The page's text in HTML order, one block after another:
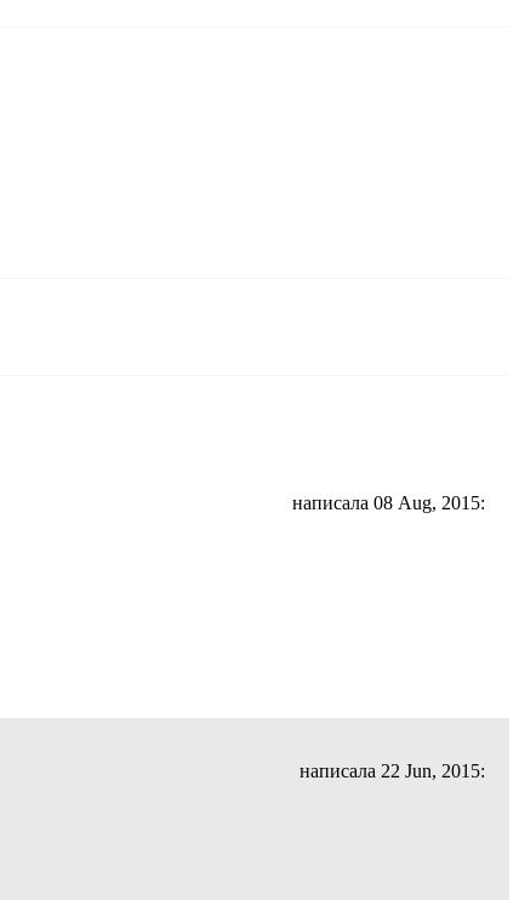
написала 08 Aug, 2015:
написала 22 Jun, 2015: